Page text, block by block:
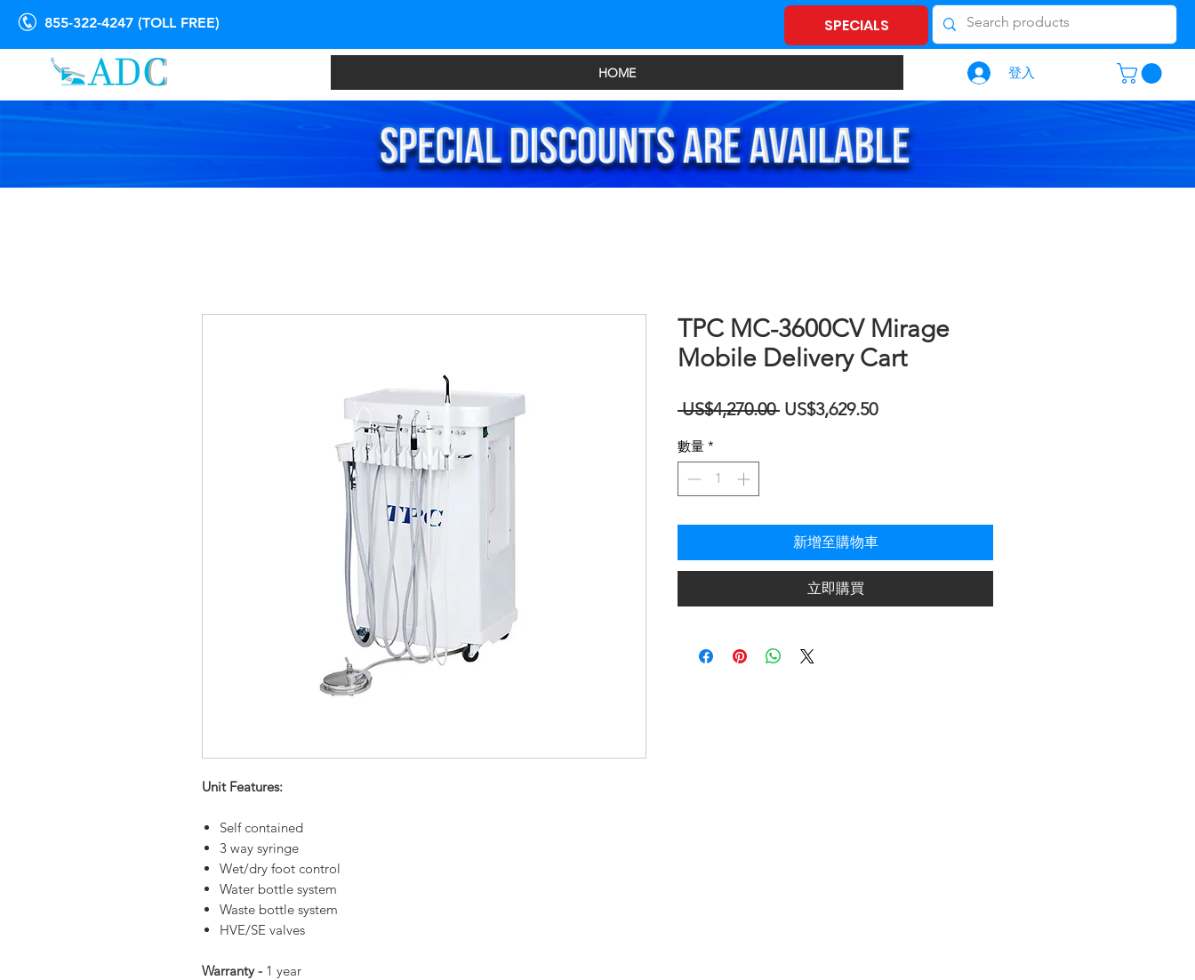
855-322-4247 (TOLL FREE)
登入
SPECIALS
HOME
Unit Features:
Self contained
3 way syringe
Wet/dry foot control
Water bottle system
Waste bottle system
HVE/SE valves
Warranty - 1 year
TPC MC-3600CV Mirage
Mobile Delivery Cart
US$4,270.00 一
US$3,629.50促
數量 *
新增至購物車
立即購買